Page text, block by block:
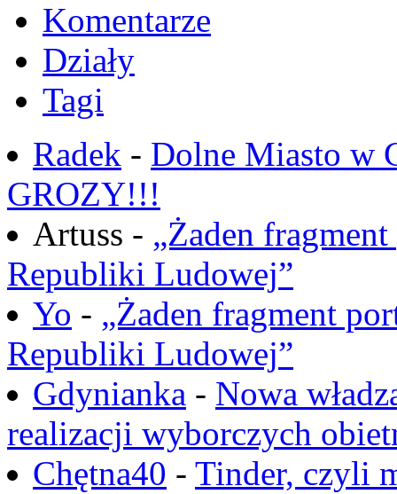
Komentarze
Działy
Tagi
Radek - Dolne Miasto w
GROZY!!!
Artuss - „Żaden
Republiki Ludowej”
Yo - „Żaden fragment
Republiki Ludowej”
Gdynianka - Nowa
realizacji wyborczych
Chętna40 - Tinder, czyli